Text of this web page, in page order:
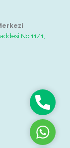
No:11/1,
Telefon